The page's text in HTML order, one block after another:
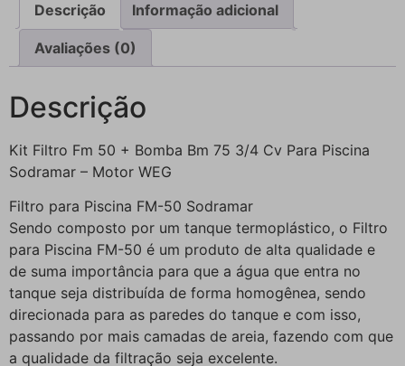
Descrição Informação adicional
Avaliações (0)
Descrição
Kit Filtro Fm 50 + Bomba Bm 75 3/4 Cv Para Piscina
Sodramar – Motor WEG
Filtro para Piscina FM-50 Sodramar
Sendo composto por um tanque termoplástico, o Filtro
para Piscina FM-50 é um produto de alta qualidade e
de suma importância para que a água que entra no
tanque seja distribuída de forma homogênea, sendo
direcionada para as paredes do tanque e com isso,
passando por mais camadas de areia, fazendo com que
a qualidade da filtração seja excelente.